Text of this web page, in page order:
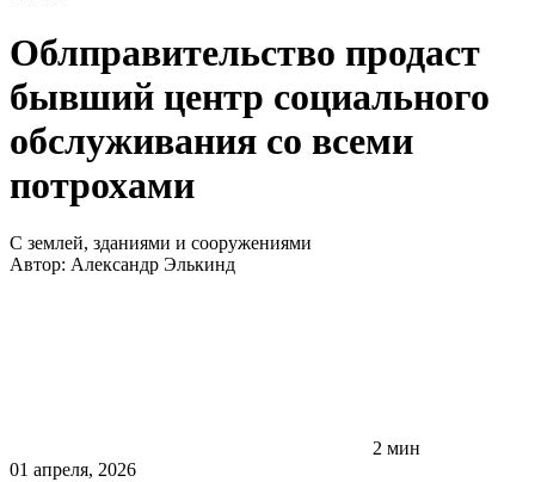
Облправительство продаст
бывший центр социального
обслуживания со всеми
потрохами
С землей, зданиями и сооружениями
Автор: Александр Элькинд
2 мин
01 апреля, 2026